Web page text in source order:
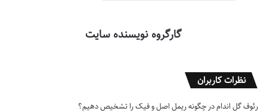
گارگروه نویسنده سایت
نظرات کاربران
رئوف گل اندامدر چگونه ریمل اصل و فیک را تشخیص دهیم؟